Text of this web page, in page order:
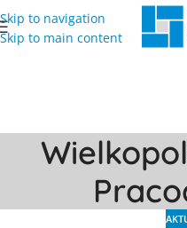
Skip to navigation
Skip to main content